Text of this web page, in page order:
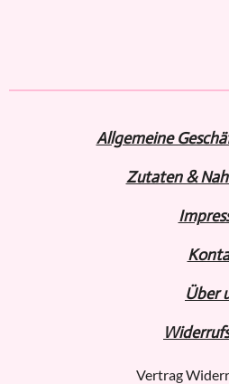
Allgemeine
Zutaten &
Über
Widerrufs
Vertrag